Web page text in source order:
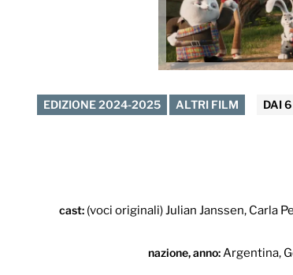
EDIZIONE 2024-2025 ALTRI FILM DAI
cast: (voci originali) Julian Janssen, Carla
nazione, anno:Argentina,